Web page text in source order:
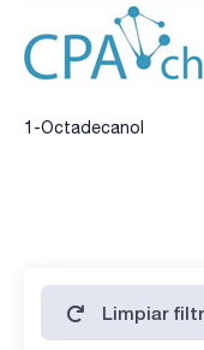
1-Octadecanol
Limpiar